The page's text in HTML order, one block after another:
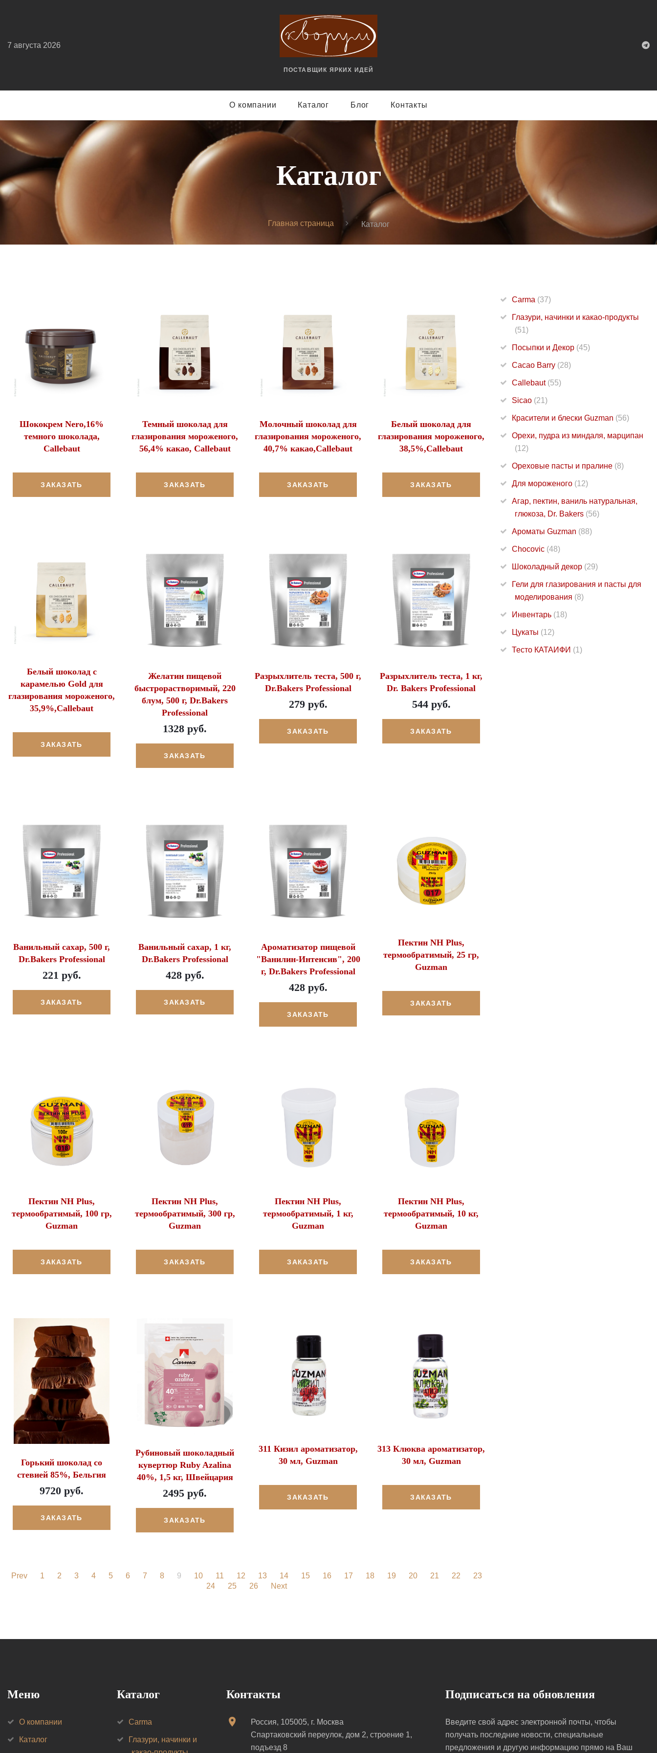
ПОСТАВЩИК ЯРКИX ИДЕЙ
7 августа 2026
О компании Каталог Блог Контакты
Каталог
Главная страница Каталог
Шококрем Nero,16%
темного шоколада,
Callebaut
ЗАКАЗАТЬ
Темный шоколад для
глазирования мороженого,
56,4% какао, Callebaut
ЗАКАЗАТЬ
Молочный шоколад для
глазирования мороженого,
40,7% какао,Callebaut
ЗАКАЗАТЬ
Белый шоколад для
глазирования мороженого,
38,5%,Callebaut
ЗАКАЗАТЬ
Белый шоколад с
карамелью Gold для
глазирования мороженого,
35,9%,Callebaut
ЗАКАЗАТЬ
Желатин пищевой
быстрорастворимый, 220
блум, 500 г, Dr.Bakers
Professional
1328 руб.
ЗАКАЗАТЬ
Разрыхлитель теста, 500 г,
Dr.Bakers Professional
279 руб.
ЗАКАЗАТЬ
Разрыхлитель теста, 1 кг,
Dr. Bakers Professional
544 руб.
ЗАКАЗАТЬ
Ванильный сахар, 500 г,
Dr.Bakers Professional
221 руб.
ЗАКАЗАТЬ
Ванильный сахар, 1 кг,
Dr.Bakers Professional
428 руб.
ЗАКАЗАТЬ
Ароматизатор пищевой
"Ванилин-Интенсив", 200
г, Dr.Bakers Professional
428 руб.
ЗАКАЗАТЬ
Пектин NH Plus,
термообратимый, 25 гр,
Guzman
ЗАКАЗАТЬ
Пектин NH Plus,
термообратимый, 100 гр,
Guzman
ЗАКАЗАТЬ
Пектин NH Plus,
термообратимый, 300 гр,
Guzman
ЗАКАЗАТЬ
Пектин NH Plus,
термообратимый, 1 кг,
Guzman
ЗАКАЗАТЬ
Пектин NH Plus,
термообратимый, 10 кг,
Guzman
ЗАКАЗАТЬ
Горький шоколад со
стевией 85%, Бельгия
9720 руб.
ЗАКАЗАТЬ
Рубиновый шоколадный
кувертюр Ruby Azalina
40%, 1,5 кг, Швейцария
2495 руб.
ЗАКАЗАТЬ
311 Кизил ароматизатор,
30 мл, Guzman
ЗАКАЗАТЬ
313 Клюква ароматизатор,
30 мл, Guzman
ЗАКАЗАТЬ
Prev 1 2 3 4 5 6 7 8 9 10 11 12 13 14 15 16 17 18 19 20 21 22
23
24
25 26 Next
Carma (37)
Глазури, начинки и какао-продукты
(51)
Посыпки и Декор (45)
Cacao Barry (28)
Callebaut (55)
Sicao (21)
Красители и блески Guzman (56)
Орехи, пудра из миндаля, марципан
(12)
Ореховые пасты и пралине (8)
Для мороженого (12)
Агар, пектин, ваниль натуральная,
глюкоза, Dr. Bakers (56)
Ароматы Guzman (88)
Chocovic (48)
Шоколадный декор (29)
Гели для глазирования и пасты для
моделирования (8)
Инвентарь (18)
Цукаты (12)
Тесто КАТАИФИ (1)
Меню
О компании
Каталог
Каталог
Carma
Глазури, начинки и
Контакты
Россия, 105005, г. Москва
Спартаковский переулок, дом 2, строение 1,
подъезд 8
Подписаться на обновления
Введите свой адрес электронной почты, чтобы
получать последние новости, специальные
предложения и другую информацию прямо на Ваш